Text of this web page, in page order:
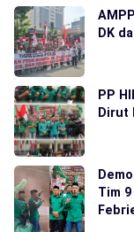
DK
PP
Dirut
Tim